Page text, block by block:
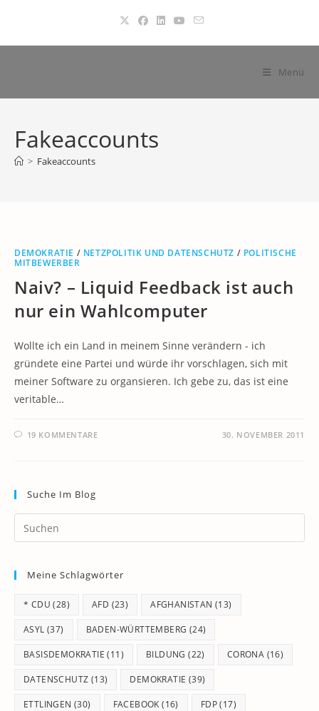
springen
Menü
Fakeaccounts
> Fakeaccounts
DEMOKRATIE / NETZPOLITIK UND DATENSCHUTZ / POLITISCHE
MITBEWERBER
Naiv? – Liquid Feedback ist auch
nur ein Wahlcomputer
Wollte ich ein Land in meinem Sinne verändern - ich
gründete eine Partei und würde ihr vorschlagen, sich mit
meiner Software zu organsieren. Ich gebe zu, das ist eine
veritable…
19 KOMMENTARE 30. NOVEMBER 2011
Suche Im Blog
Meine Schlagwörter
* CDU (28) AFD (23) AFGHANISTAN (13)
ASYL (37) BADEN-WÜRTTEMBERG (24)
BASISDEMOKRATIE (11) BILDUNG (22) CORONA (16)
DATENSCHUTZ (13) DEMOKRATIE (39)
ETTLINGEN (30) FACEBOOK (16) FDP(17)